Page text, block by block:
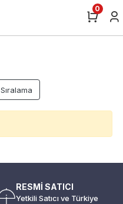
0
Sıralama
RESMİ SATICI
Yetkili Satıcı ve Türkiye